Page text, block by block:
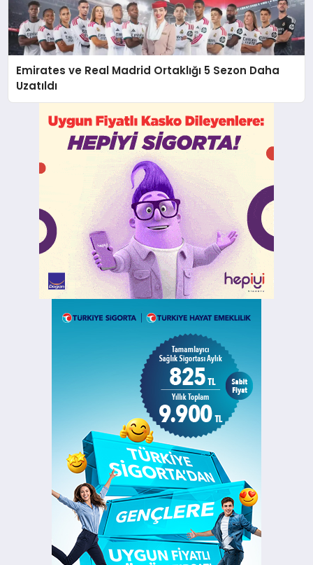
Emirates ve Real Madrid Ortaklığı 5 Sezon Daha
Uzatıldı